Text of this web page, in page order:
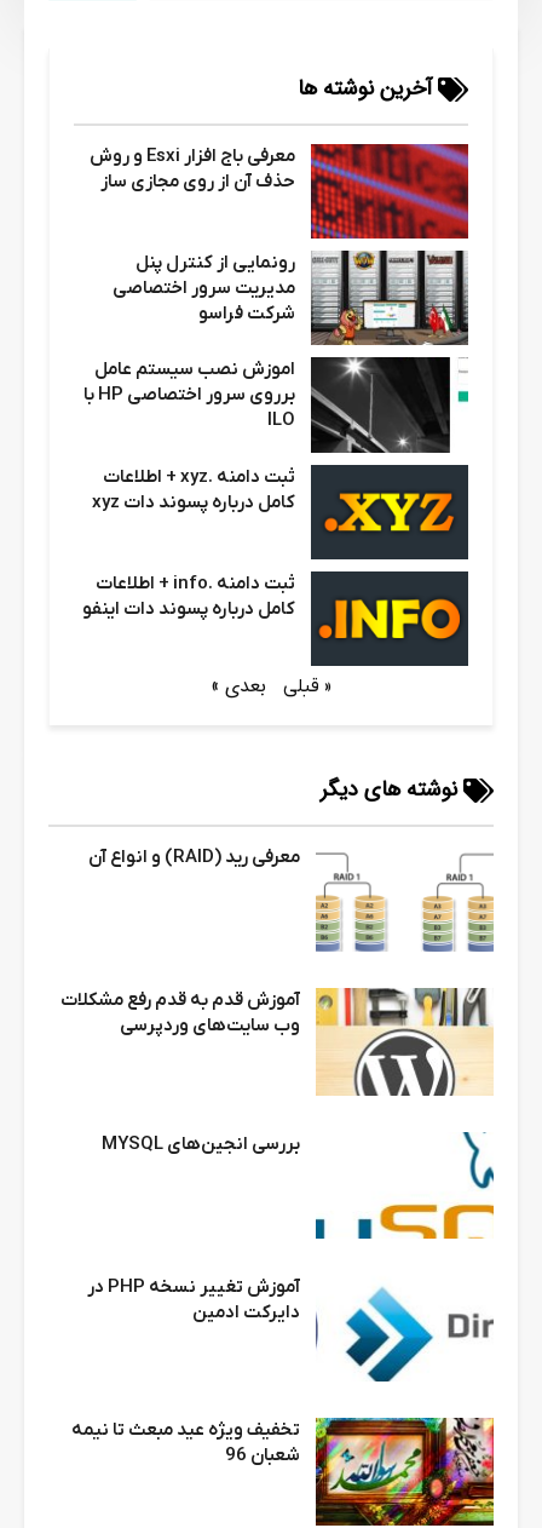
آخرین نوشته ها
معرفی باج افزار Esxi و روش
حذف آن از روی مجازی ساز
رونمایی از کنترل پنل
مدیریت سرور اختصاصی
شرکت فراسو
اموزش نصب سیستم عامل
برروی سرور اختصاصی HP با
ILO
ثبت دامنه .xyz + اطلاعات
کامل درباره پسوند دات xyz
ثبت دامنه .info + اطلاعات
کامل درباره پسوند دات اینفو
« قبلی بعدی »
نوشته های دیگر
معرفی رید (RAID) و انواع آن
آموزش قدم به قدم رفع مشکلات
وب سایت‌های وردپرسی
بررسی انجین‌های MYSQL
آموزش تغییر نسخه PHP در
دایرکت ادمین
تخفیف ویژه عید مبعث تا نیمه
شعبان 96